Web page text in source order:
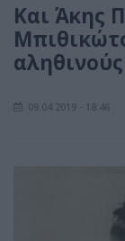
Και Άκης
09.04.2019 - 18:46